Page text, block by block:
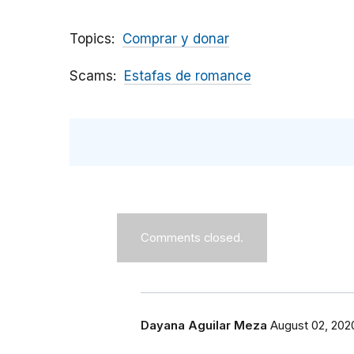
Topics Comprar y donar
Scams Estafas de romance
Comments closed.
Dayana Aguilar Meza August 02,